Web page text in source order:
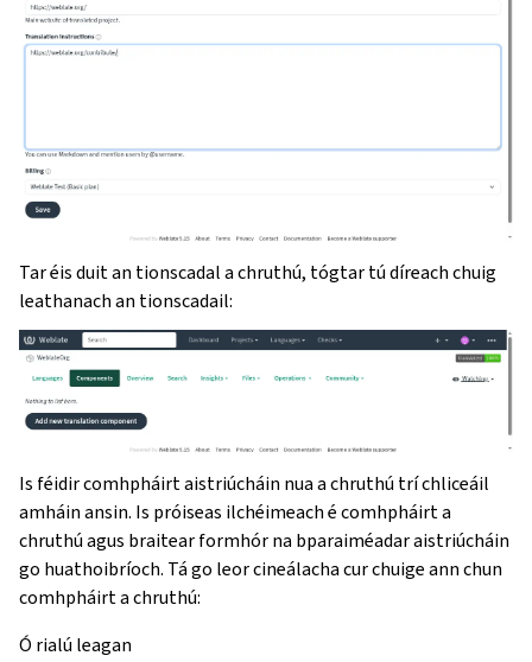
Tar éis duit an tionscadal a chruthú, tógtar tú díreach chuig
leathanach an tionscadail:
Is féidir comhpháirt aistriúcháin nua a chruthú trí chliceáil
amháin ansin. Is próiseas ilchéimeach é comhpháirt a
chruthú agus braitear formhór na bparaiméadar aistriúcháin
go huathoibríoch. Tá go leor cineálacha cur chuige ann chun
comhpháirt a chruthú:
Ó rialú leagan